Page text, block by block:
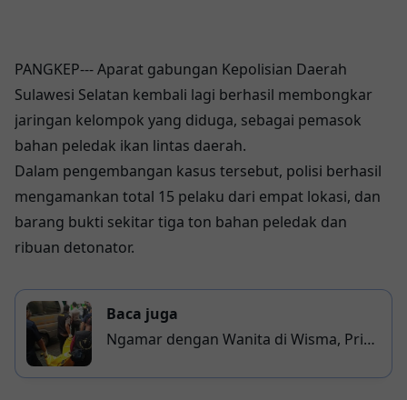
PANGKEP--- Aparat gabungan Kepolisian Daerah
Sulawesi Selatan kembali lagi berhasil membongkar
jaringan kelompok yang diduga, sebagai pemasok
bahan peledak ikan lintas daerah.
Dalam pengembangan kasus tersebut, polisi berhasil
mengamankan total 15 pelaku dari empat lokasi, dan
barang bukti sekitar tiga ton bahan peledak dan
ribuan detonator.
Baca juga
Ngamar dengan Wanita di Wisma, Pria